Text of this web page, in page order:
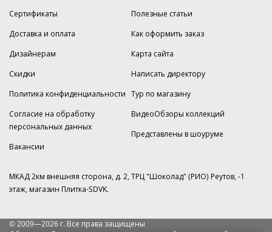
Сертификаты
Доставка и оплата
Дизайнерам
Скидки
Политика конфиденциальности
Согласие на обработку
персональных данных
Вакансии
Полезные статьи
Как оформить заказ
Карта сайта
Написать директору
Тур по магазину
ВидеоОбзоры коллекций
Представлены в шоуруме
МКАД 2км внешняя сторона, д. 2, ТРЦ "Шоколад" (РИО) Реутов, -1
этаж, магазин Плитка-SDVK.
© 2009—2026 г. Все права защищены